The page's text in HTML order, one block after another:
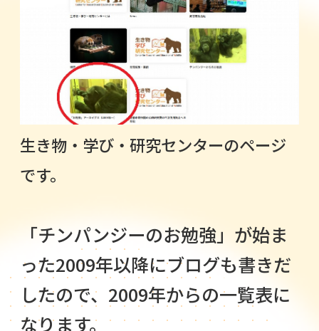
生き物・学び・研究センターのページ
です。
「チンパンジーのお勉強」が始ま
った2009年以降にブログも書きだ
したので、2009年からの一覧表に
なります。